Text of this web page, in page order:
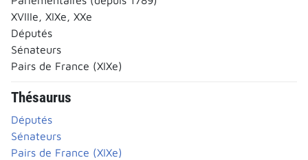
XVIIIe, XIXe, XXe
Députés
Sénateurs
Pairs de France (XIXe)
Thésaurus
Députés
Sénateurs
Pairs de France (XIXe)